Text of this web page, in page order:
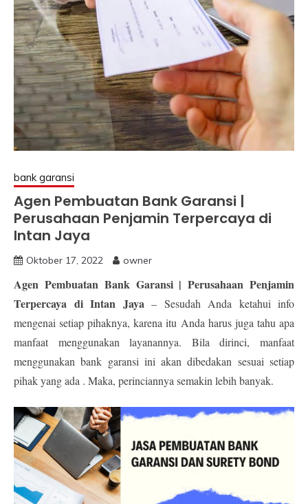
bank garansi
Agen Pembuatan Bank Garansi |
Perusahaan Penjamin Terpercaya di
Intan Jaya
Oktober 17, 2022 owner
Agen Pembuatan Bank Garansi | Perusahaan Penjamin
Terpercaya di Intan Jaya – Sesudah Anda ketahui info
mengenai setiap pihaknya, karena itu Anda harus juga tahu apa
manfaat menggunakan layanannya. Bila dirinci, manfaat
menggunakan bank garansi ini akan dibedakan sesuai setiap
pihak yang ada . Maka, perinciannya semakin lebih banyak.